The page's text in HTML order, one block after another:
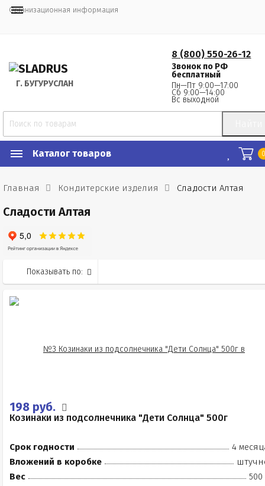
Организационная информация
Г. БУГУРУСЛАН
8 (800) 550-26-12
Звонок по РФ
бесплатный
Пн—Пт 9:00—17:00
Сб 9:00—14:00
Вс выходной
Каталог товаров
Главная Кондитерские изделия Сладости Алтая
Сладости Алтая
Показывать по:
198 руб.
Козинаки из подсолнечника "Дети Солнца" 500г
Срок годности
4
Вложений в коробке
Вес
500